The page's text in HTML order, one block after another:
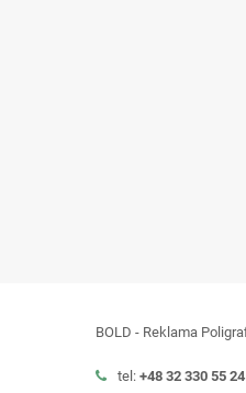
BOLD - Reklama
tel: +48 32 330 55